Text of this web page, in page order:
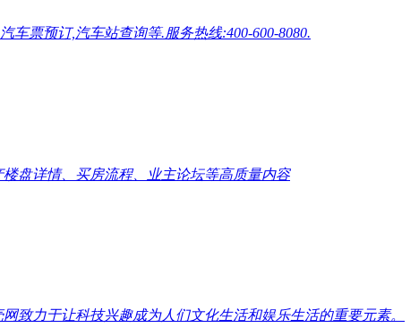
票预订,汽车站查询等.服务热线:400-600-8080.
盘详情、买房流程、业主论坛等高质量内容
致力于让科技兴趣成为人们文化生活和娱乐生活的重要元素。